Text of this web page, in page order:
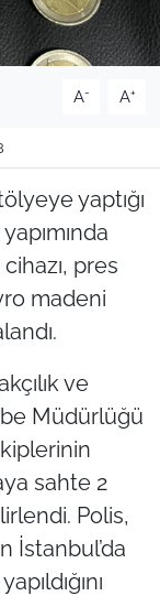
A- A+
yaptığı
pres
madeni
ve
Müdürlüğü
sahte 2
Polis,
İstanbul’da